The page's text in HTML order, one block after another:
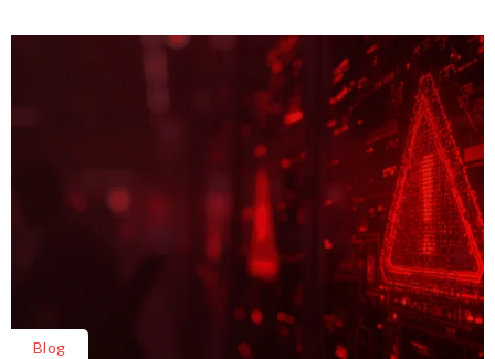
Blog